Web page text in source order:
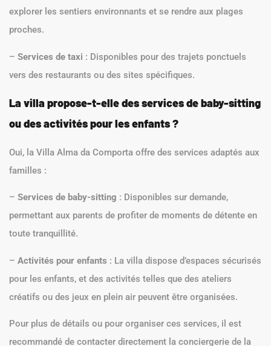
explorer les sentiers environnants et se rendre aux plages
proches.
– Services de taxi : Disponibles pour des trajets ponctuels
vers des restaurants ou des sites spécifiques.
La villa propose-t-elle des services de baby-sitting
ou des activités pour les enfants ?
Oui, la Villa Alma da Comporta offre des services adaptés aux
familles :
– Services de baby-sitting : Disponibles sur demande,
permettant aux parents de profiter de moments de détente en
toute tranquillité.
– Activités pour enfants : La villa dispose d’espaces sécurisés
pour les enfants, et des activités telles que des ateliers
créatifs ou des jeux en plein air peuvent être organisées.
Pour plus de détails ou pour organiser ces services, il est
recommandé de contacter directement la conciergerie de la